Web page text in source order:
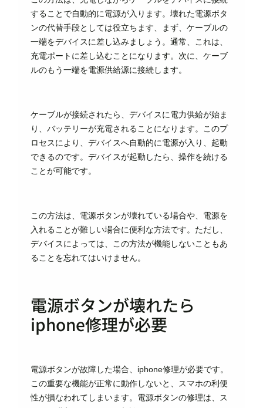
することで自動的に電源が入ります。壊れた電源ボタ
ンの代替手段としては役立ちます、まず、ケーブルの
一端をデバイスに差し込みましょう。通常、これは、
充電ポートに差し込むことになります。次に、ケーブ
ルのもう一端を電源供給源に接続します。
ケーブルが接続されたら、デバイスに電力供給が始ま
り、バッテリーが充電されることになります。このプ
ロセスにより、デバイスへ自動的に電源が入り、起動
できるのです。デバイスが起動したら、操作を続ける
ことが可能です。
この方法は、電源ボタンが壊れている場合や、電源を
入れることが難しい場合に便利な方法です。ただし、
デバイスによっては、この方法が機能しないこともあ
ることを忘れてはいけません。
電源ボタンが壊れたら
iphone修理が必要
電源ボタンが故障した場合、iphone修理が必要です。
この重要な機能が正常に動作しないと、スマホの利便
性が損なわれてしまいます。電源ボタンの修理は、ス